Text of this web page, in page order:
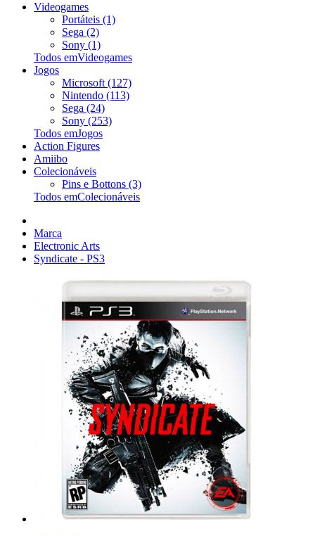
Videogames
Portáteis (1)
Sega (2)
Sony (1)
Todos emVideogames
Jogos
Microsoft (127)
Nintendo (113)
Sega (24)
Sony (253)
Todos emJogos
Action Figures
Amiibo
Colecionáveis
Pins e Bottons (3)
Todos emColecionáveis
Marca
Electronic Arts
Syndicate - PS3